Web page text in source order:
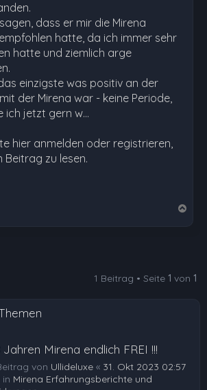
dass er mir die Mirena
hatte, da ich immer sehr
hatte und ziemlich arge
einzigste was positiv an der
der Mirena war - keine Periode,
ich jetzt gern w…
hier anmelden oder registrieren,
Beitrag zu lesen.
b
1 Beitrag • Seite 1 von 1
Mirena endlich FREI !!!
von Ullideluxe « 31. Okt 2023 02:57
Mirena Erfahrungsberichte und